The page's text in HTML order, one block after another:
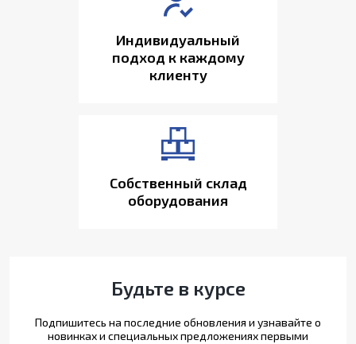
Индивидуальный
подход к каждому
клиенту
Собственный склад
оборудования
Будьте в курсе
Подпишитесь на последние обновления и узнавайте о
новинках и специальных предложениях первыми